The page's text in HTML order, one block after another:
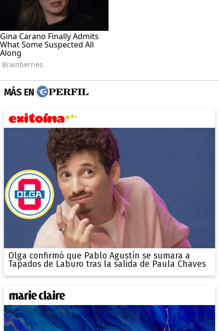
MÁS EN
Olga confirmó que Pablo Agustín se sumara a
Tapados de Laburo tras la salida de Paula Chaves